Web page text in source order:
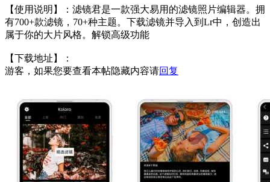
【使用说明】：滤镜君是一款强大易用的滤镜照片编辑器。拥
有700+款滤镜，70+种主题。下载滤镜并导入到Lr中，创造出
属于你的大片风格。解锁高级功能
【下载地址】：
游客，如果您要查看本帖隐藏内容请回复